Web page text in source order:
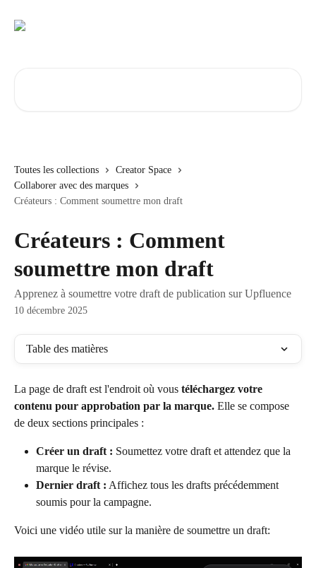
Toutes les collections
Creator Space
Collaborer avec des marques
Créateurs : Comment soumettre mon draft
Créateurs : Comment
soumettre mon draft
Apprenez à soumettre votre draft de publication sur Upfluence
10 décembre 2025
Table des matières
La page de draft est l'endroit où vous téléchargez votre
contenu pour approbation par la marque. Elle se compose
de deux sections principales :
Créer un draft : Soumettez votre draft et attendez que la
marque le révise.
Dernier draft : Affichez tous les drafts précédemment
soumis pour la campagne.
Voici une vidéo utile sur la manière de soumettre un draft: